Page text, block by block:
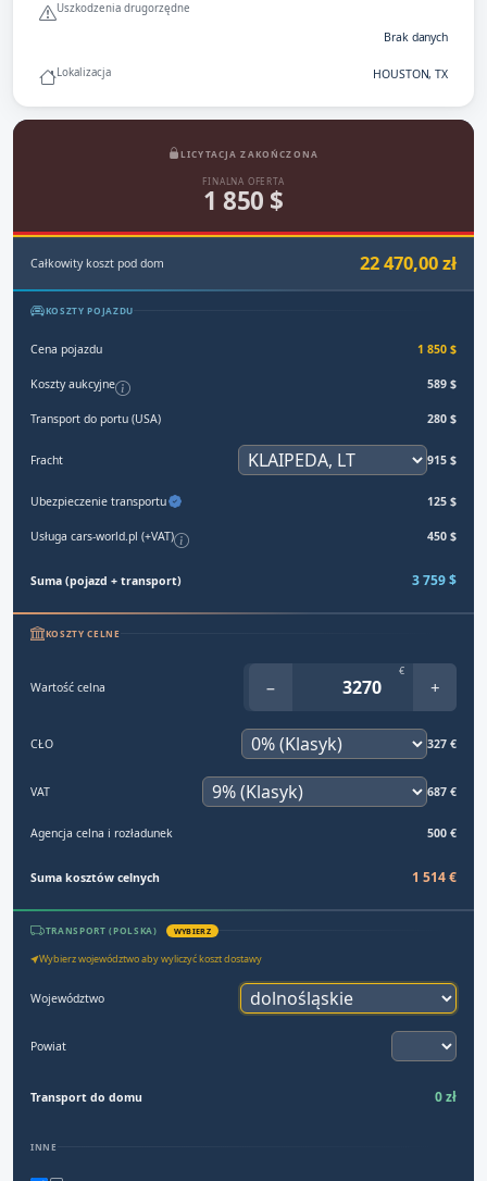
Uszkodzenia drugorzędne
Brak danych
Lokalizacja HOUSTON, TX
LICYTACJA ZAKOŃCZONA
FINALNA OFERTA
1 850 $
Całkowity koszt pod dom 22 470,00 zł
KOSZTY POJAZDU
Cena pojazdu 1 850 $
Koszty aukcyjne 589 $
Transport do portu (USA) 280 $
Fracht 915 $
Ubezpieczenie transportu 125 $
Usługa cars-world.pl (+VAT) 450 $
Suma (pojazd + transport) 3 759 $
KOSZTY CELNE
Wartość celna −
€
+
CŁO 327 €
VAT 687 €
Agencja celna i rozładunek 500 €
Suma kosztów celnych 1 514 €
TRANSPORT (POLSKA) WYBIERZ
Wybierz województwo aby wyliczyć koszt dostawy
Województwo
Powiat
Transport do domu 0 zł
INNE